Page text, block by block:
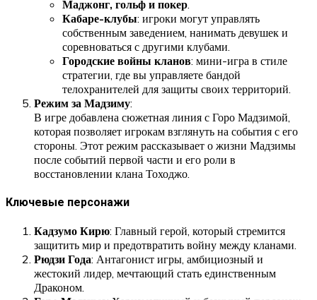
Маджонг, гольф и покер
Кабаре-клубы: игроки могут управлять
собственным заведением, нанимать девушек и
соревноваться с другими клубами.
Городские войны кланов: мини-игра в стиле
стратегии, где вы управляете бандой
телохранителей для защиты своих территорий.
Режим за Мадзиму:
В игре добавлена сюжетная линия с Горо Мадзимой,
которая позволяет игрокам взглянуть на события с его
стороны. Этот режим рассказывает о жизни Мадзимы
после событий первой части и его роли в
восстановлении клана Тоходжо.
Ключевые персонажи
Кадзумо Кирю: Главный герой, который стремится
защитить мир и предотвратить войну между кланами.
Рюдзи Года: Антагонист игры, амбициозный и
жестокий лидер, мечтающий стать единственным
Драконом.